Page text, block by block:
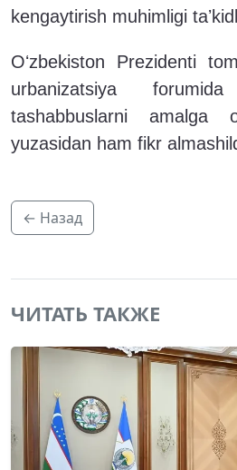
kengaytirish muhimligi
Oʻzbekiston Prezidenti
urbanizatsiya
tashabbuslarni amalga
yuzasidan ham fikr
← Назад
ЧИТАТЬ ТАКЖЕ